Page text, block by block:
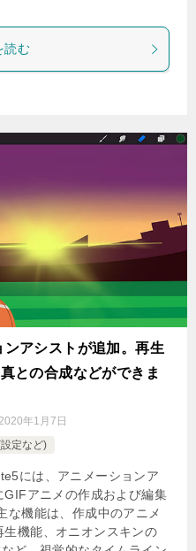
読む
アシストが追加。再生
との合成などができま
年1月7日
定など)
には、アニメーションア
アニメの作成および編集
な機能は、作成中のアニメ
機能、オニオンスキンの